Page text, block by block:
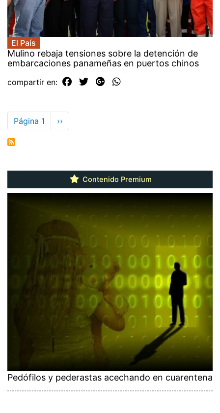
El País
Mulino rebaja tensiones sobre la detención de
embarcaciones panameñas en puertos chinos
compartir en:
Paginación
Página 1
Siguiente
página
››
Contenido Premium
Pedófilos y pederastas acechando en cuarentena